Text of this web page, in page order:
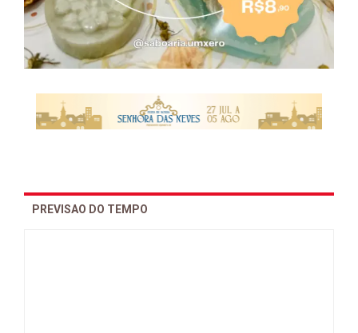
PREVISAO DO TEMPO